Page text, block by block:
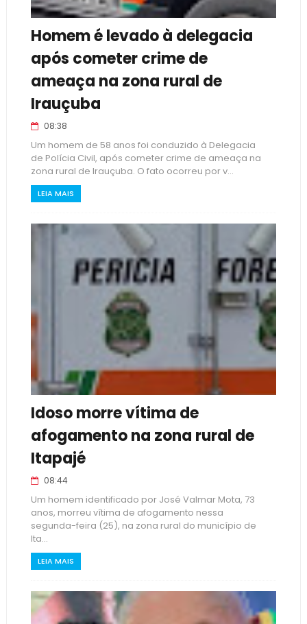
Homem é levado à delegacia
após cometer crime de
ameaça na zona rural de
Irauçuba
08:38
Um homem de 58 anos foi conduzido à Delegacia
de Polícia Civil, após cometer crime de ameaça na
zona rural de Irauçuba. O fato ocorreu por v...
LEIA MAIS
Idoso morre vítima de
afogamento na zona rural de
Itapajé
08:44
Um homem identificado por José Valmar Mota, 73
anos, morreu vítima de afogamento nessa
segunda-feira (25), na zona rural do município de
Ita...
LEIA MAIS